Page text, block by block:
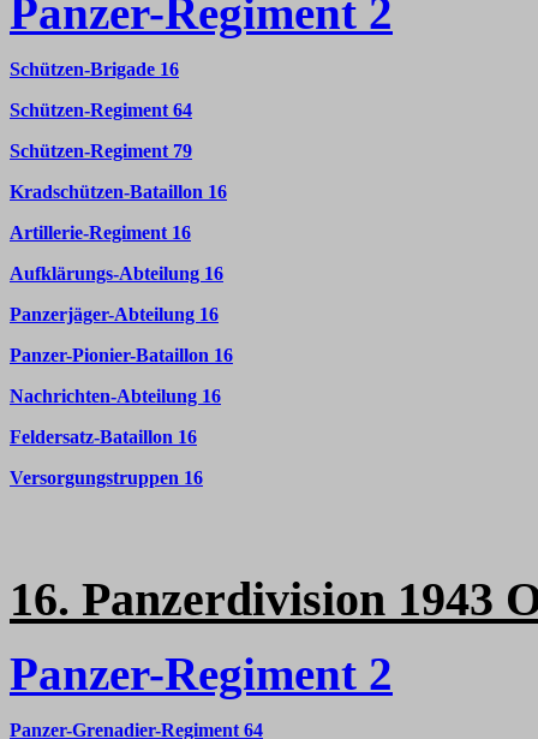
Panzer-Regiment 2
Schützen-Brigade 16
Schützen-Regiment 64
Schützen-Regiment 79
Kradschützen-Bataillon 16
Artillerie-Regiment 16
Aufklärungs-Abteilung 16
Panzerjäger-Abteilung 16
Panzer-Pionier-Bataillon 16
Nachrichten-Abteilung 16
Feldersatz-Bataillon 16
Versorgungstruppen 16
16. Panzerdivision 1943
Panzer-Regiment 2
Panzer-Grenadier-Regiment 64